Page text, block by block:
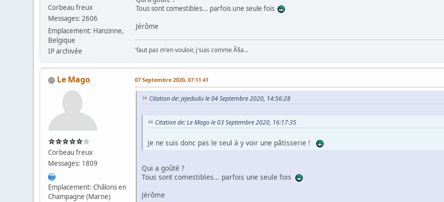
Corbeau freux
Messages: 2606
Emplacement: Hanzinne,
Belgique
IP archivée
Tous sont comestibles... parfois une seule fois
Jérôme
'faut pas m'en vouloir, j'suis comme Ã§a...
Le Mago
Corbeau freux
Messages: 1809
Emplacement: Châlons en
Champagne (Marne)
07 Septembre 2020, 07:11:41
Citation de: jejedudu le 04 Septembre 2020, 14:56:28
Citation de: Le Mago le 03 Septembre 2020, 16:17:35
Je ne suis donc pas le seul à y voir une pâtisserie !
Qui a goûté ?
Tous sont comestibles... parfois une seule fois
Jérôme